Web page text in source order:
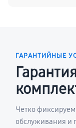
ГАРАНТИЙНЫЕ
Четко фиксируем
обслуживания и